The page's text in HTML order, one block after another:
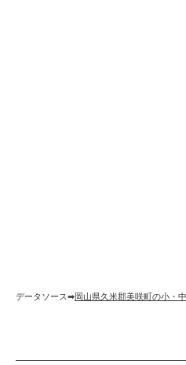
データソース➡︎岡山県久米郡美咲町の小・